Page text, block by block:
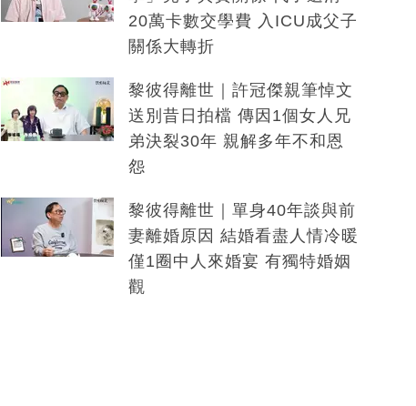
20萬卡數交學費 入ICU成父子
關係大轉折
黎彼得離世｜許冠傑親筆悼文
送別昔日拍檔 傳因1個女人兄
弟決裂30年 親解多年不和恩
怨
黎彼得離世｜單身40年談與前
妻離婚原因 結婚看盡人情冷暖
僅1圈中人來婚宴 有獨特婚姻
觀